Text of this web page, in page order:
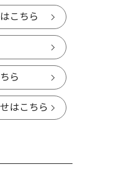
こちら
ら
はこちら